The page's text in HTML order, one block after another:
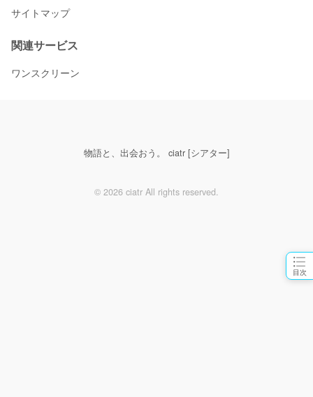
目次
サイトマップ
関連サービス
ワンスクリーン
物語と、出会おう。 ciatr [シアター]
© 2026 ciatr All rights reserved.